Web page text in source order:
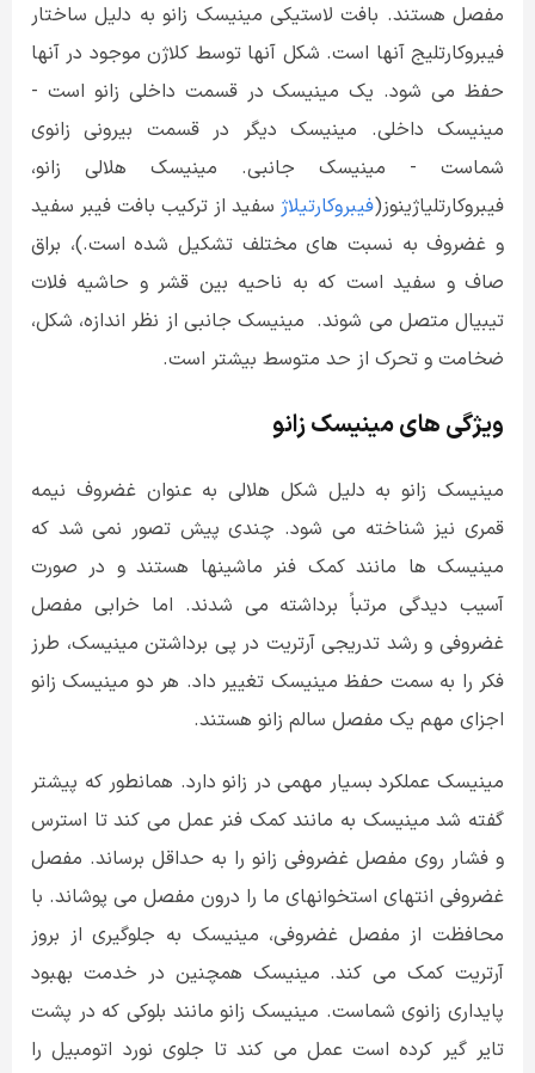
مفصل هستند. بافت لاستیکی مینیسک زانو به دلیل ساختار
فیبروکارتلیج آنها است. شکل آنها توسط کلاژن موجود در آنها
حفظ می شود. یک مینیسک در قسمت داخلی زانو است -
مینیسک داخلی. مینیسک دیگر در قسمت بیرونی زانوی
شماست - مینیسک جانبی. مینیسک هلالی زانو،
فیبروکارتلیاژینوز(فیبروکارتیلاژ سفید از ترکیب بافت فیبر سفید
و غضروف به نسبت های مختلف تشکیل شده است.)، براق
صاف و سفید است که به ناحیه بین قشر و حاشیه فلات
تیبیال متصل می شوند. مینیسک جانبی از نظر اندازه، شکل،
ضخامت و تحرک از حد متوسط بیشتر ​​است.
ویژگی های مینیسک زانو
مینیسک زانو به دلیل شکل هلالی به عنوان غضروف نیمه
قمری نیز شناخته می شود. چندی پیش تصور نمی شد که
مینیسک ها مانند کمک فنر ماشینها هستند و در صورت
آسیب دیدگی مرتباً برداشته می شدند. اما خرابی مفصل
غضروفی و رشد تدریجی آرتریت در پی برداشتن مینیسک، طرز
فکر را به سمت حفظ مینیسک تغییر داد. هر دو مینیسک زانو
اجزای مهم یک مفصل سالم زانو هستند.
مینیسک عملکرد بسیار مهمی در زانو دارد. همانطور که پیشتر
گفته شد مینیسک به مانند کمک فنر عمل می کند تا استرس
و فشار روی مفصل غضروفی زانو را به حداقل برساند. مفصل
غضروفی انتهای استخوانهای ما را درون مفصل می پوشاند. با
محافظت از مفصل غضروفی، مینیسک به جلوگیری از بروز
آرتریت کمک می کند. مینیسک همچنین در خدمت بهبود
پایداری زانوی شماست. مینیسک زانو مانند بلوکی که در پشت
تایر گیر کرده است عمل می کند تا جلوی نورد اتومبیل را